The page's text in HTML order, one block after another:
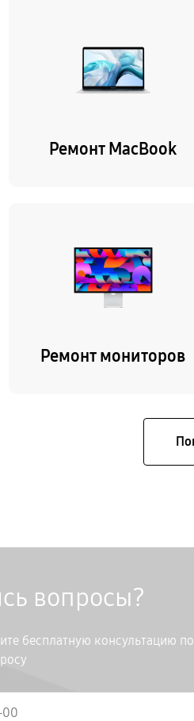
Ремонт MacBook
Ремонт мониторов
вопросы?
бесплатную консультацию по